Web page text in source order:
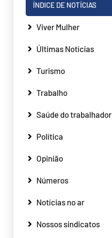
ÍNDICE DE NOTÍCIAS
Viver Mulher
Últimas Notícias
Turismo
Trabalho
Saúde do trabalhador
Política
Opinião
Números
Notícias no ar
Nossos sindicatos